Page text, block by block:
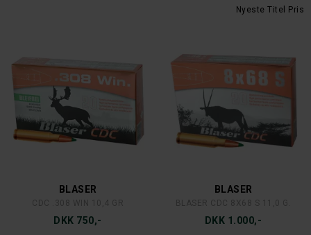
Nyeste Titel Pris
BLASER
DKK 750,-
BLASER
DKK 1.000,-